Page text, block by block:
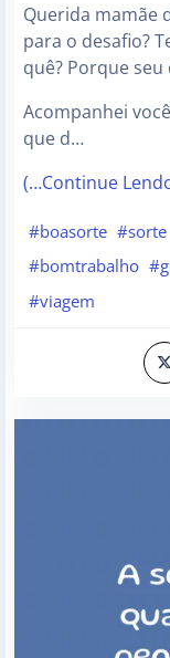
Querida mamãe
para o desafio?
quê? Porque
Acompanhei
que d…
(…Continue
#boasorte #sorte
#bomtrabalho
#viagem